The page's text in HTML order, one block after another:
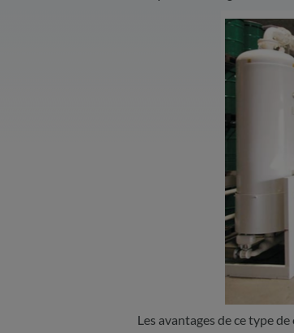
Les avantages de ce type